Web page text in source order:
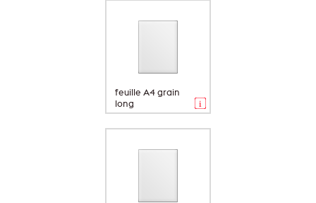
feuille A4 grain
long